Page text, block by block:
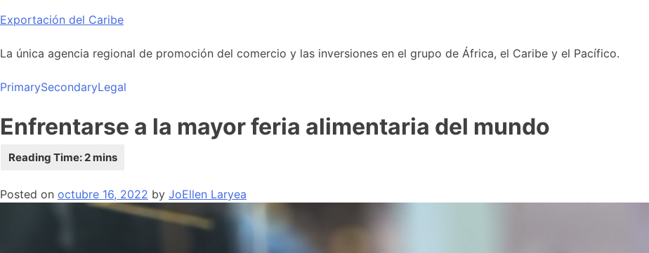
Skip
content
Exportación del Caribe
La única agencia regional de promoción del comercio y las inversiones en el grupo de África, el Caribe y el Pacífico.
PrimarySecondaryLegal
Enfrentarse a la mayor feria alimentaria del mundo
Posted on octubre 16, 2022 by JoEllen Laryea